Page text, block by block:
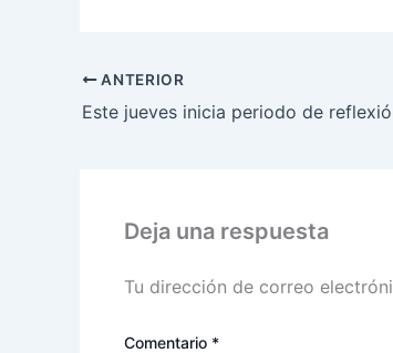
ANTERIOR
Deja una respuesta
Tu dirección de correo
Comentario *